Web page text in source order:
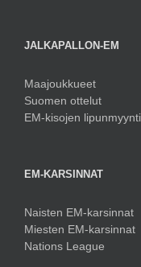
JALKAPALLON-EM
Maajoukkueet
Suomen ottelut
EM-kisojen lipunmyynti
EM-KARSINNAT
Naisten EM-karsinnat
Miesten EM-karsinnat
Nations League